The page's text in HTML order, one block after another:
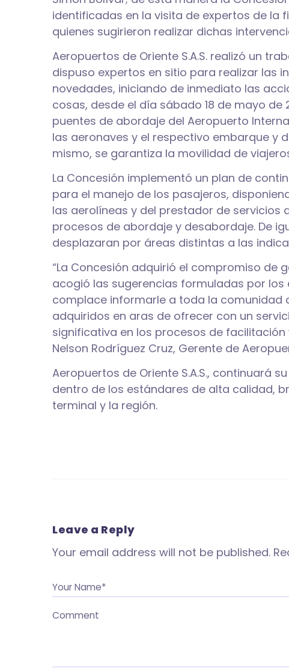
identificadas en la visita de expertos de la
quienes sugirieron realizar dichas
Aeropuertos de Oriente S.A.S. realizó un
dispuso expertos en sitio para realizar las
novedades, iniciando de inmediato las
cosas, desde el día sábado 18 de mayo
puentes de abordaje del Aeropuerto
las aeronaves y el respectivo embarque y
mismo, se garantiza la movilidad de
La Concesión implementó un plan de
para el manejo de los pasajeros,
las aerolíneas y del prestador de servicios
procesos de abordaje y desabordaje. De
desplazaran por áreas distintas a las
“La Concesión adquirió el compromiso de
acogió las sugerencias formuladas por los
complace informarle a toda la comunidad
adquiridos en aras de ofrecer con un
significativa en los procesos de
Nelson Rodríguez Cruz, Gerente de
Aeropuertos de Oriente S.A.S., continuará
dentro de los estándares de alta calidad,
terminal y la región.
Leave a Reply
Your email address will not be published.
Your Name*
Comment